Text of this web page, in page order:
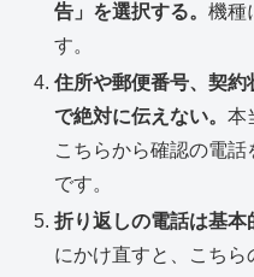
告」を選択する。機種
す。
住所や郵便番号、契約
で絶対に伝えない。本
こちらから確認の電
です。
折り返しの電話は基本
にかけ直すと、こちら